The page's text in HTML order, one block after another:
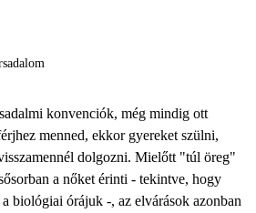
konvenciók, még mindig ott
menned, ekkor gyereket szülni,
dolgozni. Mielőtt "túl öreg"
a nőket érinti - tekintve, hogy
biológiai órájuk -, az elvárások azonban